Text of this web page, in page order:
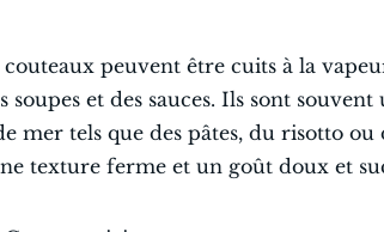
couteaux peuvent être cuits à la
soupes et des sauces. Ils sont souvent
mer tels que des pâtes, du risotto ou
texture ferme et un goût doux et